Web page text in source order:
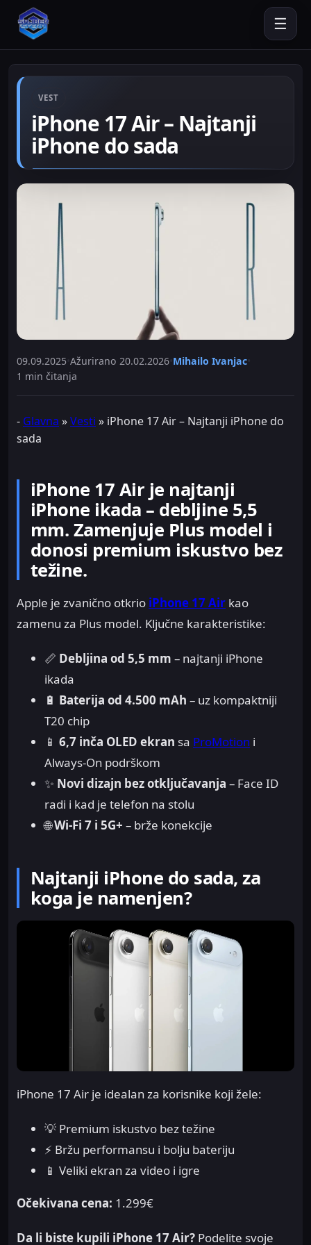
☰
VEST
iPhone 17 Air – Najtanji
iPhone do sada
09.09.2025 Ažurirano 20.02.2026 Mihailo Ivanjac
1 min čitanja
- Glavna »Vesti » iPhone 17 Air – Najtanji iPhone do
sada
iPhone 17 Air je najtanji
iPhone ikada – debljine 5,5
mm. Zamenjuje Plus model i
donosi premium iskustvo bez
težine.
Apple je zvanično otkrio iPhone 17 Air kao
zamenu za Plus model. Ključne karakteristike:
📏 Debljina od 5,5 mm – najtanji iPhone
ikada
🔋 Baterija od 4.500 mAh – uz kompaktniji
T20 chip
📱 6,7 inča OLED ekran sa ProMotion i
Always-On podrškom
✨ Novi dizajn bez otključavanja – Face ID
radi i kad je telefon na stolu
🌐Wi-Fi 7 i 5G+ – brže konekcije
Najtanji iPhone do sada, za
koga je namenjen?
iPhone 17 Air je idealan za korisnike koji žele:
💡 Premium iskustvo bez težine
⚡ Bržu performansu i bolju bateriju
📱 Veliki ekran za video i igre
Očekivana cena: 1.299€
Da li biste kupili iPhone 17 Air? Podelite svoje